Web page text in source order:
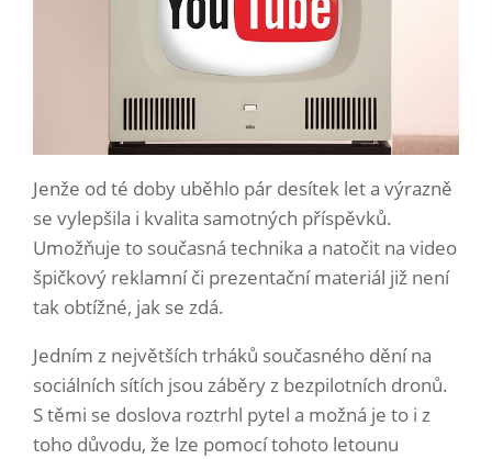
Jenže od té doby uběhlo pár desítek let a výrazně
se vylepšila i kvalita samotných příspěvků.
Umožňuje to současná technika a natočit na video
špičkový reklamní či prezentační materiál již není
tak obtížné, jak se zdá.
Jedním z největších trháků současného dění na
sociálních sítích jsou záběry z bezpilotních dronů.
S těmi se doslova roztrhl pytel a možná je to i z
toho důvodu, že lze pomocí tohoto letounu